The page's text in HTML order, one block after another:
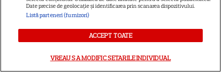
deschide un nou capitol. Este
Date precise de geolocație și identificarea prin scanarea dispozitivului.
Listă parteneri (furnizori)
ACCEPT TOATE
VREAU SA MODIFIC SETARILE INDIVIDUAL